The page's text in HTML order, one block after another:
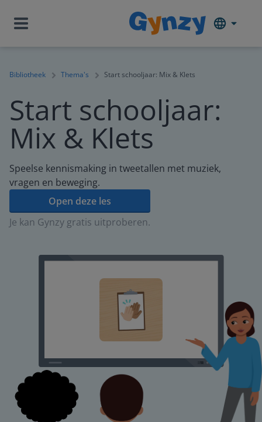
Bibliotheek Thema's Start schooljaar: Mix & Klets
Start schooljaar:
Mix & Klets
Speelse kennismaking in tweetallen met muziek,
vragen en beweging.
Open deze les
Je kan Gynzy gratis uitproberen.